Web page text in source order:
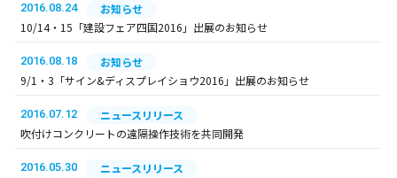
2016.08.24
お知らせ
10/14・15「建設フェア四国2016」出展のお知らせ
2016.08.18
お知らせ
9/1・3「サイン&ディスプレイショウ2016」出展のお知らせ
2016.07.12
ニュースリリース
吹付けコンクリートの遠隔操作技術を共同開発
2016.05.30
ニュースリリース